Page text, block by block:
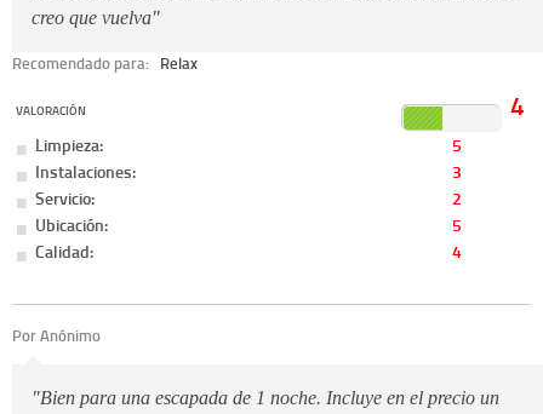
creo que vuelva"
Recomendado para: Relax
VALORACIÓN 4
Limpieza:
5
Instalaciones:
3
Servicio:
2
Ubicación:
5
Calidad:
4
Por Anónimo
"Bien para una escapada de 1 noche. Incluye en el precio un